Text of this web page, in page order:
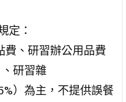
定：
費、研習辦公用品費
、研習雜
）為主，不提供誤餐